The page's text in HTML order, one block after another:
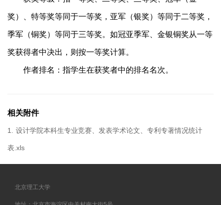
奖）、特等奖等同于一等奖，亚军（银奖）等同于二等奖，
季军（铜奖）等同于三等奖。如冠亚季军、金银铜奖从一等
奖获得者中决出，则按一等奖计算。
作者排名：指学生在获奖者中的排名名次。
相关附件
1. 设计学院本科生专业竞赛、发表学术论文、专利专著情况统计
表.xls
北京理工大学